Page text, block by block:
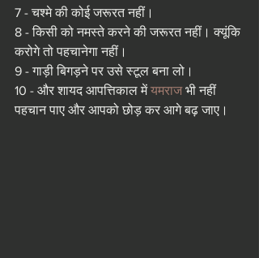
7 - चश्मे की कोई जरूरत नहीं।
8 - किसी को नमस्ते करने की जरूरत नहीं। क्यूंकि
करोगे तो पहचानेगा नहीं।
9 - गाड़ी बिगड़ने पर उसे स्टूल बना लो।
10 - और शायद आपत्तिकाल में यमराज भी नहीं
पहचान पाए और आपको छोड़ कर आगे बढ़ जाए।